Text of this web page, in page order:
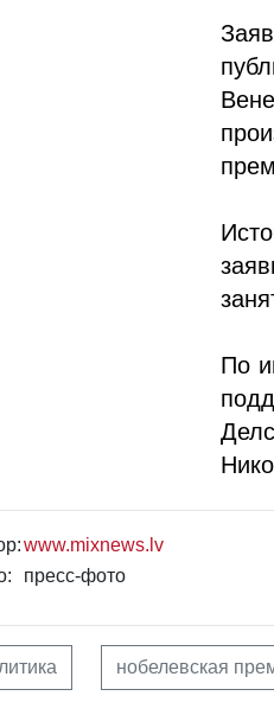
По
www.mixnews.lv
пресс-фото
нобелевская